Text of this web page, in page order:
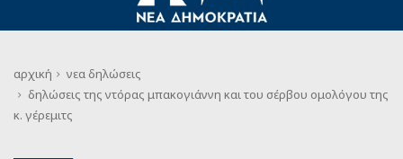
αρχική νεα δηλώσεις
δηλώσεις της ντόρας μπακογιάννη και του σέρβου ομολόγου της
κ. γέρεμιτς